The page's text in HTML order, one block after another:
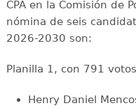
CPA en la Comisión de
nómina de seis
2026-2030 son:
Planilla 1, con 791 votos
Henry Daniel